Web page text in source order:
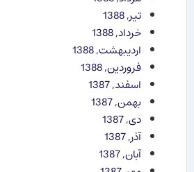
تیر, 1388
خرداد, 1388
اردیبهشت, 1388
فروردین, 1388
اسفند, 1387
بهمن, 1387
دی, 1387
آذر, 1387
آبان, 1387